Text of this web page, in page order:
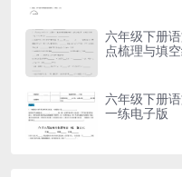
六年级下册
点梳理与填
六年级下册
一练电子版